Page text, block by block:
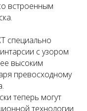
встроенным
специально
с узором
высоким
превосходному
теперь могут
технологии